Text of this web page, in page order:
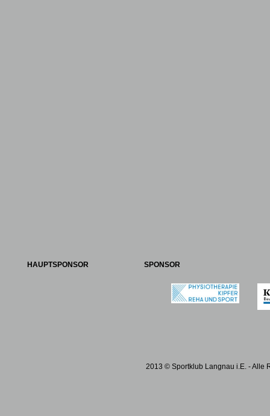
HAUPTSPONSOR SPONSOR
2013 © Sportklub Langnau i.E. - Alle